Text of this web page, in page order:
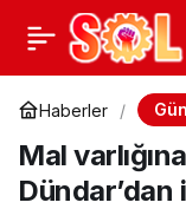
Haberler
Mal
Dündar’dan
İhaleler yeğene
yılda 368 milyon
ihale